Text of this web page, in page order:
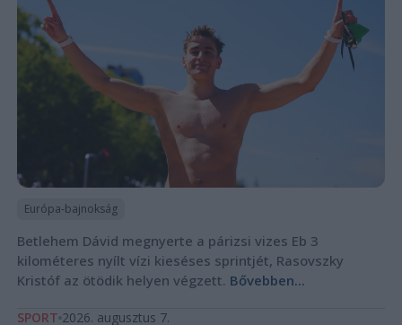
Európa-bajnokság
Betlehem Dávid megnyerte a párizsi vizes Eb 3
kilométeres nyílt vízi kieséses sprintjét, Rasovszky
Kristóf az ötödik helyen végzett. Bővebben...
SPORT 2026. augusztus 7.